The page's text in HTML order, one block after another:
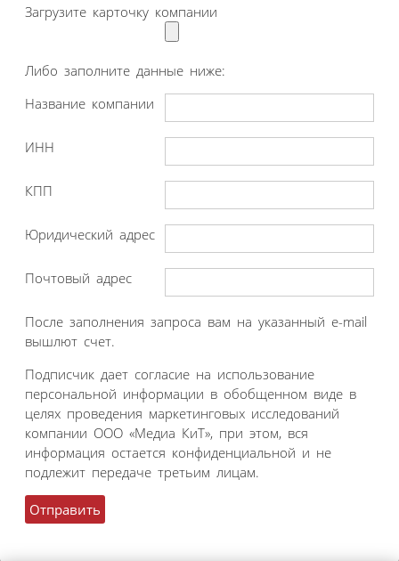
Загрузите карточку компании
Либо заполните данные ниже:
Название компании
ИНН
КПП
Юридический адрес
Почтовый адрес
После заполнения запроса вам на указанный e-mail
вышлют счет.
Подписчик дает согласие на использование
персональной информации в обобщенном виде в
целях проведения маркетинговых исследований
компании ООО «Медиа КиТ», при этом, вся
информация остается конфиденциальной и не
подлежит передаче третьим лицам.